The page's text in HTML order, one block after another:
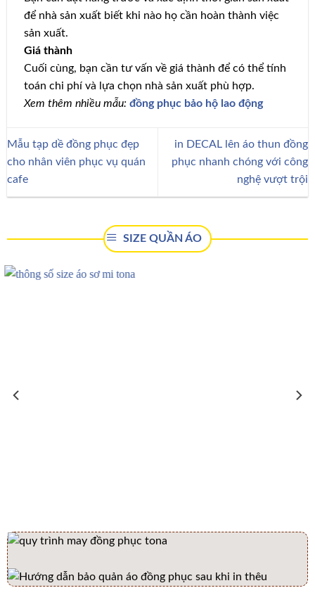
để nhà sản xuất biết khi nào họ cần hoàn thành việc
sản xuất.
Giá thành
Cuối cùng, bạn cần tư vấn về giá thành để có thể tính
toán chi phí và lựa chọn nhà sản xuất phù hợp.
Xem thêm nhiều mẫu: đồng phục bảo hộ lao động
Mẫu tạp dề đồng phục đẹp
cho nhân viên phục vụ quán
cafe
in DECAL lên áo thun đồng
phục nhanh chóng với công
nghệ vượt trội
SIZE QUẦN ÁO